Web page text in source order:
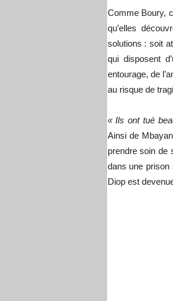
Comme Boury,
qu’elles
solutions : soit
qui disposent
entourage, de
au risque de
« Ils ont tué
Ainsi de
prendre soin de
dans une prison
Diop est